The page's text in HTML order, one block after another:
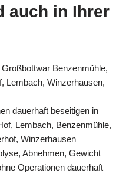
auch in Ihrer
Benzenmühle,
Lembach, Winzerhausen,
dauerhaft beseitigen in
Lembach, Benzenmühle,
Winzerhausen
Abnehmen, Gewicht
Operationen dauerhaft